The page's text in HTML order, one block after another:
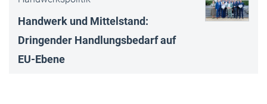
Handwerk und Mittelstand:
Dringender Handlungsbedarf auf
EU-Ebene